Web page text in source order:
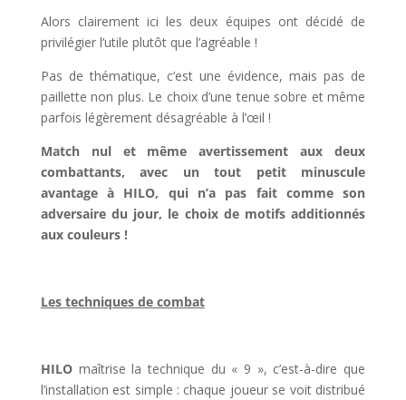
Alors clairement ici les deux équipes ont décidé de
privilégier l’utile plutôt que l’agréable !
Pas de thématique, c’est une évidence, mais pas de
paillette non plus. Le choix d’une tenue sobre et même
parfois légèrement désagréable à l’œil !
Match nul et même avertissement aux deux
combattants, avec un tout petit minuscule
avantage à HILO, qui n’a pas fait comme son
adversaire du jour, le choix de motifs additionnés
aux couleurs !
Les techniques de combat
HILOmaîtrise la technique du « 9 », c’est-à-dire que
l’installation est simple : chaque joueur se voit distribué